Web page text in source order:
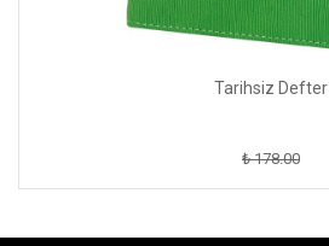
Tarihsiz Defter
₺ 178.00